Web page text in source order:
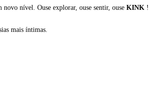
novo nível. Ouse explorar, ouse sentir, ouseKINK !
mais íntimas.